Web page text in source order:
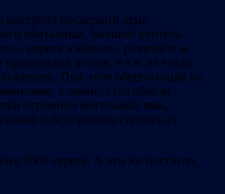
наступил последний день
обиталища, бывший учитель
– евреев избивали, раздевали и
пришельцы, а свои, в т.ч. из числа
При этом оберполицай не
а лично, стоя вблизи
огромной могильной ямы,
и без промаха стрелял из
9000 евреев. А что же постигло